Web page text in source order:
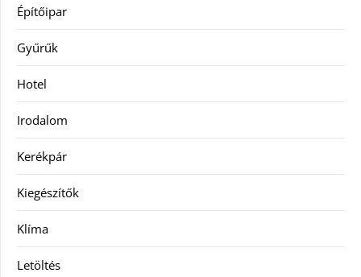
Építőipar
Gyűrűk
Hotel
Irodalom
Kerékpár
Kiegészítők
Klíma
Letöltés